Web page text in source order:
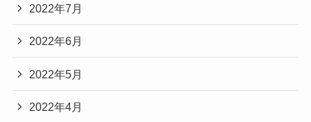
2022年7月
2022年6月
2022年5月
2022年4月